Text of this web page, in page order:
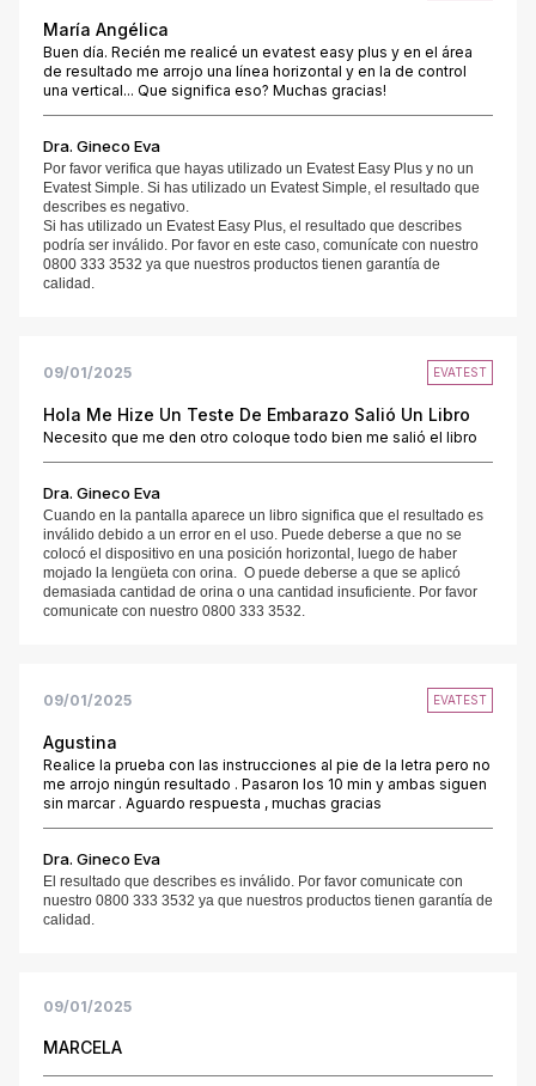
María Angélica
Buen día. Recién me realicé un evatest easy plus y en el área
de resultado me arrojo una línea horizontal y en la de control
una vertical... Que significa eso? Muchas gracias!
Dra. Gineco Eva
Por favor verifica que hayas utilizado un Evatest Easy Plus y no un
Evatest Simple. Si has utilizado un Evatest Simple, el resultado que
describes es negativo.
Si has utilizado un Evatest Easy Plus, el resultado que describes
podría ser inválido. Por favor en este caso, comunícate con nuestro
0800 333 3532 ya que nuestros productos tienen garantía de
calidad.
09/01/2025 EVATEST
Hola Me Hize Un Teste De Embarazo Salió Un Libro
Necesito que me den otro coloque todo bien me salió el libro
Dra. Gineco Eva
Cuando en la pantalla aparece un libro significa que el resultado es
inválido debido a un error en el uso. Puede deberse a que no se
colocó el dispositivo en una posición horizontal, luego de haber
mojado la lengüeta con orina. O puede deberse a que se aplicó
demasiada cantidad de orina o una cantidad insuficiente. Por favor
comunicate con nuestro 0800 333 3532.
09/01/2025 EVATEST
Agustina
Realice la prueba con las instrucciones al pie de la letra pero no
me arrojo ningún resultado . Pasaron los 10 min y ambas siguen
sin marcar . Aguardo respuesta , muchas gracias
Dra. Gineco Eva
El resultado que describes es inválido. Por favor comunicate con
nuestro 0800 333 3532 ya que nuestros productos tienen garantía de
calidad.
09/01/2025
MARCELA